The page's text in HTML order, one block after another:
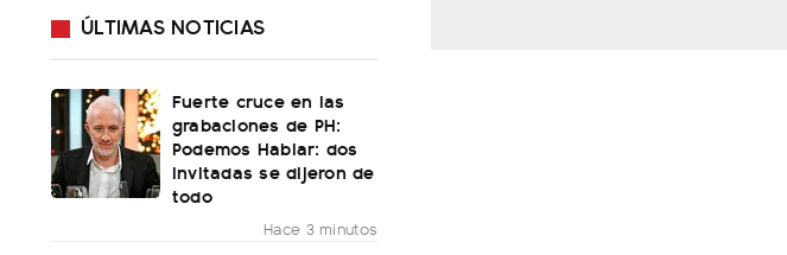
ÚLTIMAS NOTICIAS
Fuerte cruce en las
grabaciones de PH:
Podemos Hablar: dos
invitadas se dijeron de
todo
Hace 3 minutos